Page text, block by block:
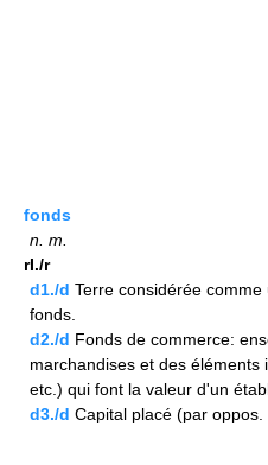
fonds
n. m.
rI./r
d1./d Terre considérée
fonds.
d2./d Fonds de commerce:
marchandises et des éléments
etc.) qui font la valeur d'un
d3./d Capital placé (par oppos.